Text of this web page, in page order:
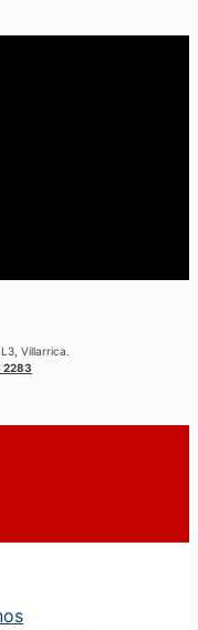
Villarrica.
2283